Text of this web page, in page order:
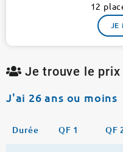
12
JE
Je trouve le
J'ai 26 ans ou moins
Durée QF 1 QF